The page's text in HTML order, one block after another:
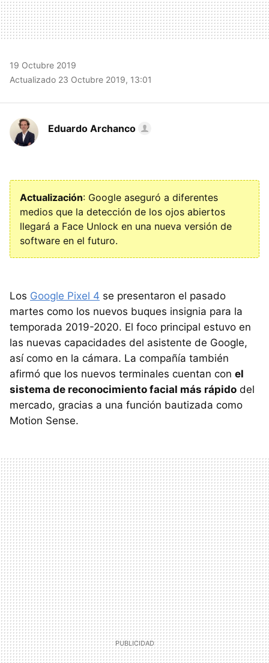
19 Octubre 2019
Actualizado 23 Octubre 2019, 13:01
Eduardo Archanco
Actualización: Google aseguró a diferentes
medios que la detección de los ojos abiertos
llegará a Face Unlock en una nueva versión de
software en el futuro.
Los Google Pixel 4 se presentaron el pasado
martes como los nuevos buques insignia para la
temporada 2019-2020. El foco principal estuvo en
las nuevas capacidades del asistente de Google,
así como en la cámara. La compañía también
afirmó que los nuevos terminales cuentan con el
sistema de reconocimiento facial más rápido del
mercado, gracias a una función bautizada como
Motion Sense.